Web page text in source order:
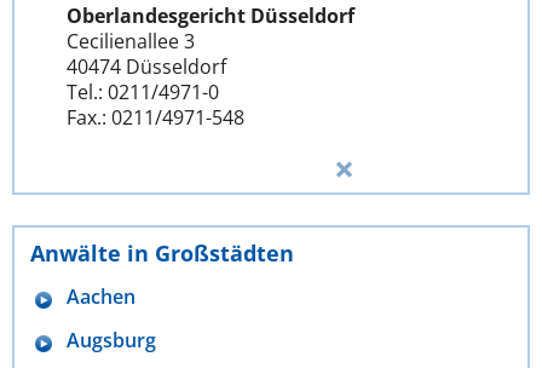
Oberlandesgericht Düsseldorf
Cecilienallee 3
40474 Düsseldorf
Tel.: 0211/4971-0
Fax.: 0211/4971-548
Anwälte in Großstädten
Aachen
Augsburg